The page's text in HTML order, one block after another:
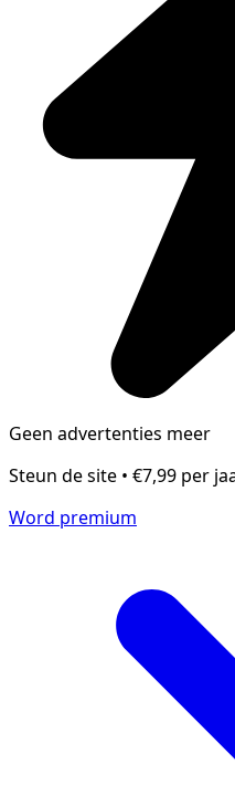
Geen advertenties meer
Steun de site • €7,99 per
Word premium